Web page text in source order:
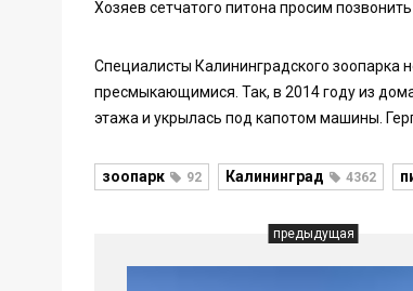
Хозяев сетчатого питона просим
Специалисты Калининградского зоопарка
пресмыкающимися. Так, в 2014 году из
этажа и укрылась под капотом машины.
зоопарк 92 Калининград 4362
предыдущая